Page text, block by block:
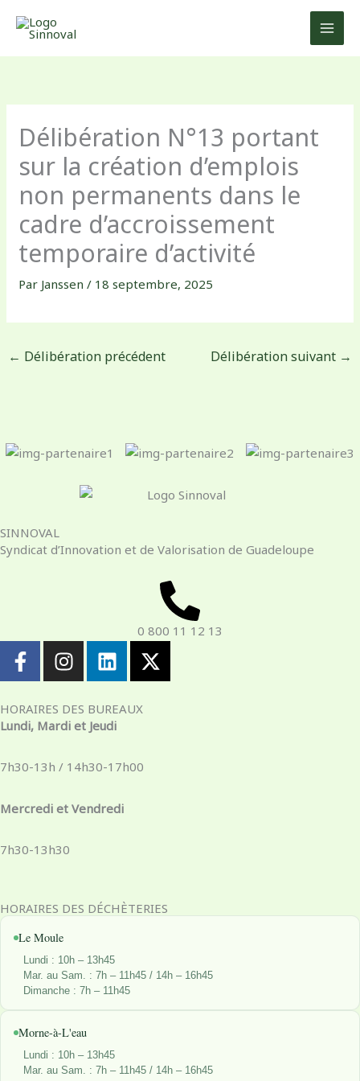
Délibération N°13 portant
sur la création d’emplois
non permanents dans le
cadre d’accroissement
temporaire d’activité
Par Janssen/ 18 septembre, 2025
← Délibération précédent Délibération suivant →
SINNOVAL
Syndicat d’Innovation et de Valorisation de Guadeloupe
0 800 11 12 13
F
a
c
e
b
o
-
I
n
s
t
a
r
m
L
i
n
k
e
i
X
-
t
HORAIRES DES BUREAUX
Lundi, Mardi et Jeudi
7h30-13h / 14h30-17h00
Mercredi et Vendredi
7h30-13h30
HORAIRES DES DÉCHÈTERIES
Le Moule
Lundi : 10h – 13h45
Mar. au Sam. : 7h – 11h45 / 14h – 16h45
Dimanche : 7h – 11h45
Morne-à-L'eau
Lundi : 10h – 13h45
Mar. au Sam. : 7h – 11h45 / 14h – 16h45